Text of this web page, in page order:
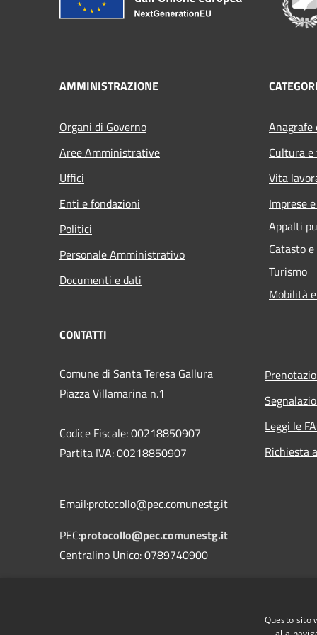
AMMINISTRAZIONE
Organi di Governo
Aree Amministrative
Uffici
Enti e fondazioni
Politici
Personale Amministrativo
Documenti e dati
Cultura
Vita
Imprese
Appalti
Catasto
Turismo
Mobilità
CONTATTI
Comune di Santa Teresa Gallura
Piazza Villamarina n.1
Codice Fiscale: 00218850907
Partita IVA: 00218850907
Email:protocollo@pec.comunestg.it
PEC:protocollo@pec.comunestg.it
Centralino Unico: 0789740900
Leggi le
Richiesta
Questo sito